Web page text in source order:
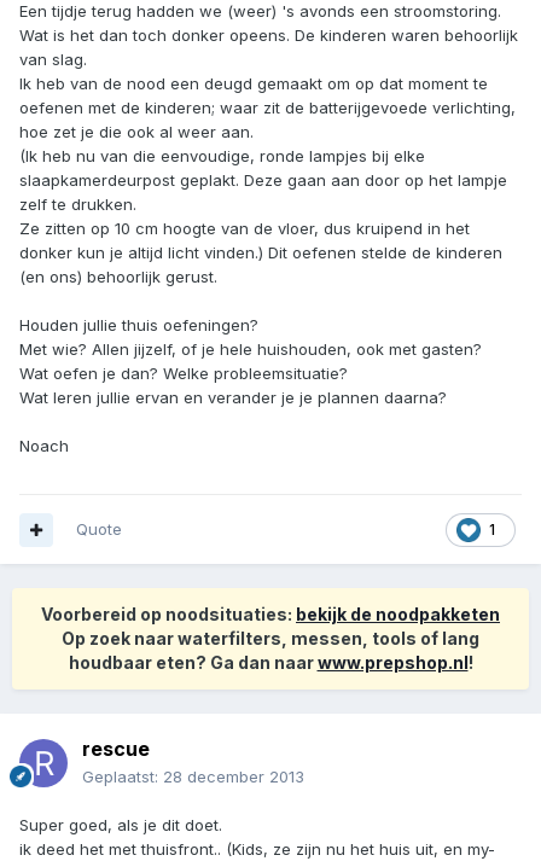
Een tijdje terug hadden we (weer) 's avonds een stroomstoring.
Wat is het dan toch donker opeens. De kinderen waren behoorlijk
van slag.
Ik heb van de nood een deugd gemaakt om op dat moment te
oefenen met de kinderen; waar zit de batterijgevoede verlichting,
hoe zet je die ook al weer aan.
(Ik heb nu van die eenvoudige, ronde lampjes bij elke
slaapkamerdeurpost geplakt. Deze gaan aan door op het lampje
zelf te drukken.
Ze zitten op 10 cm hoogte van de vloer, dus kruipend in het
donker kun je altijd licht vinden.) Dit oefenen stelde de kinderen
(en ons) behoorlijk gerust.
Houden jullie thuis oefeningen?
Met wie? Allen jijzelf, of je hele huishouden, ook met gasten?
Wat oefen je dan? Welke probleemsituatie?
Wat leren jullie ervan en verander je je plannen daarna?
Noach
1
Quote
Voorbereid op noodsituaties: bekijk de noodpakketen
Op zoek naar waterfilters, messen, tools of lang
houdbaar eten? Ga dan naarwww.prepshop.nl!
rescue
Geplaatst: 28 december 2013
Super goed, als je dit doet.
ik deed het met thuisfront.. (Kids, ze zijn nu het huis uit, en my-